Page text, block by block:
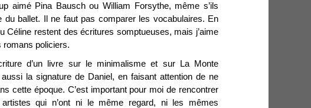
aimé Pina Bausch ou William Forsythe, même s’ils
du ballet. Il ne faut pas comparer les vocabulaires. En
Céline restent des écritures somptueuses, mais j’aime
romans policiers.
d’un livre sur le minimalisme et sur La Monte
la signature de Daniel, en faisant attention de ne
cette époque. C’est important pour moi de rencontrer
qui n’ont ni le même regard, ni les mêmes